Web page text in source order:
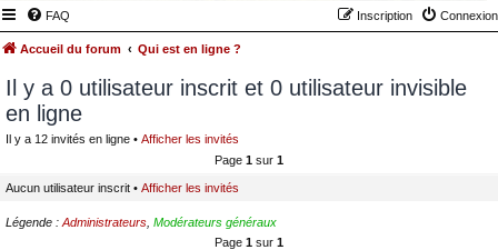
FAQ Connexion
Inscription
Accueil du forum Qui est en ligne ?
Il y a 0 utilisateur inscrit et 0 utilisateur invisible
en ligne
Il y a 12 invités en ligne • Afficher les invités
Page 1 sur 1
Aucun utilisateur inscrit • Afficher les invités
Légende : Administrateurs Modérateurs généraux
Page 1 sur 1